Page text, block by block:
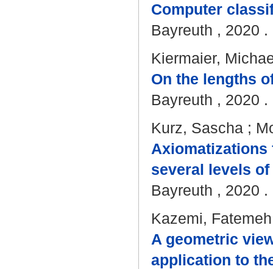
Computer
Bayreuth , 2020 .
Kiermaier,
On the lengths
Bayreuth , 2020 .
Kurz, Sascha ;
Axiomatizations
several levels
Bayreuth , 2020 .
Kazemi, Fatemeh
A geometric
application to